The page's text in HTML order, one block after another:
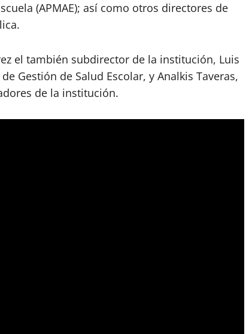
(APMAE); así como otros directores de
el también subdirector de la institución, Luis
Gestión de Salud Escolar, y Analkis Taveras,
de la institución.